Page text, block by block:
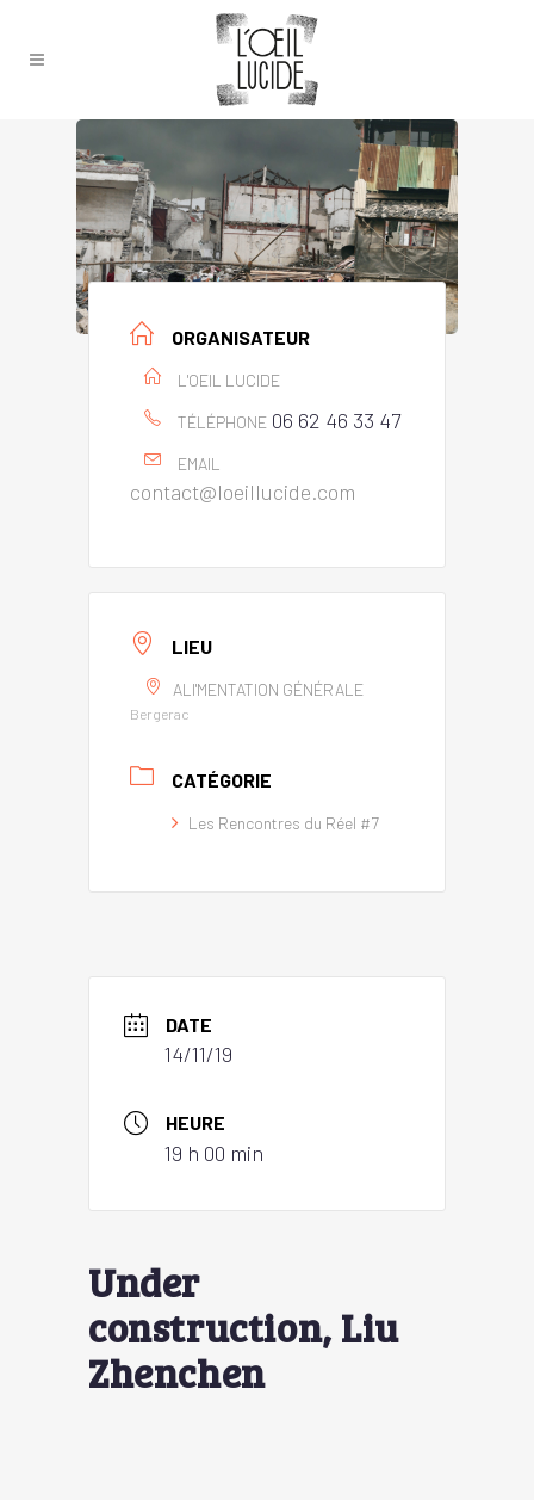
ORGANISATEUR
L'OEIL LUCIDE
TÉLÉPHONE 06 62 46 33 47
EMAIL
contact@loeillucide.com
LIEU
ALI'MENTATION GÉNÉRALE
Bergerac
CATÉGORIE
Les Rencontres du Réel #7
DATE
14/11/19
HEURE
19 h 00 min
Under
construction, Liu
Zhenchen